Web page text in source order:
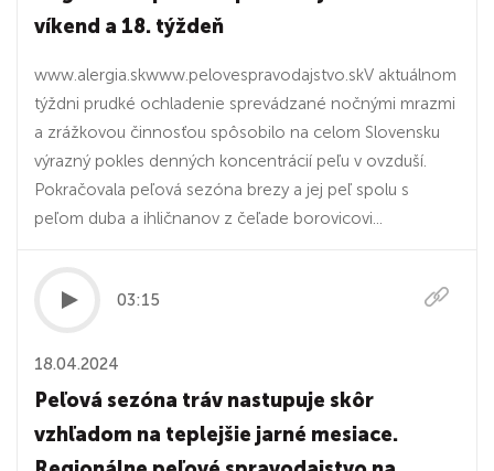
víkend a 18. týždeň
www.alergia.skwww.pelovespravodajstvo.skV aktuálnom
týždni prudké ochladenie sprevádzané nočnými mrazmi
a zrážkovou činnosťou spôsobilo na celom Slovensku
výrazný pokles denných koncentrácií peľu v ovzduší.
Pokračovala peľová sezóna brezy a jej peľ spolu s
peľom duba a ihličnanov z čeľade borovicovi...
03:15
18.04.2024
Peľová sezóna tráv nastupuje skôr
vzhľadom na teplejšie jarné mesiace.